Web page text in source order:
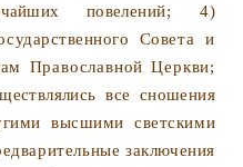
пове­лений; 4)
Сове­та и
Православной Церкви;
все сношения
высшими светскими
заключения